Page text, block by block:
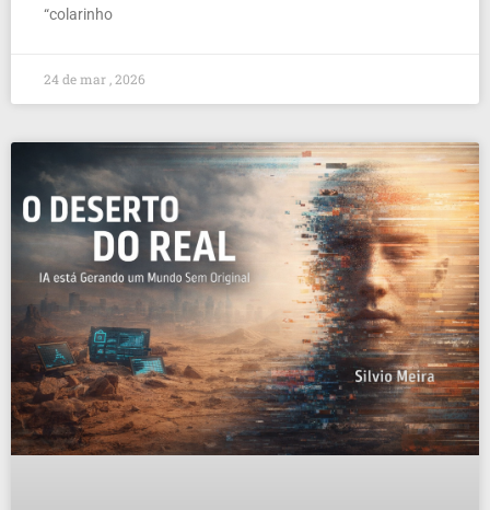
“colarinho
24 de mar , 2026